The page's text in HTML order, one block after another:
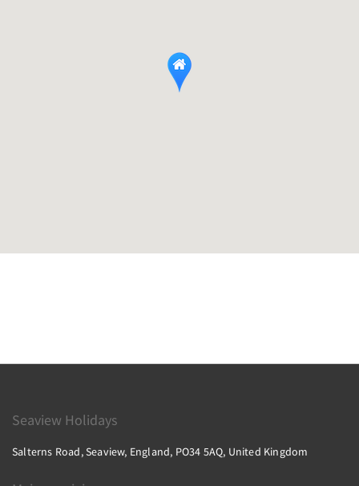
Seaview Holidays
Salterns Road, Seaview, England, PO34 5AQ, United Kingdom